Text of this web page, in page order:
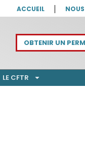
ACCUEIL
OBTENIR UN
LE CFTR